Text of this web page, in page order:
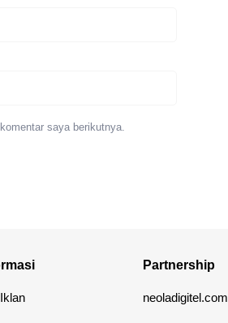
saya berikutnya.
Partnership
neoladigitel.com